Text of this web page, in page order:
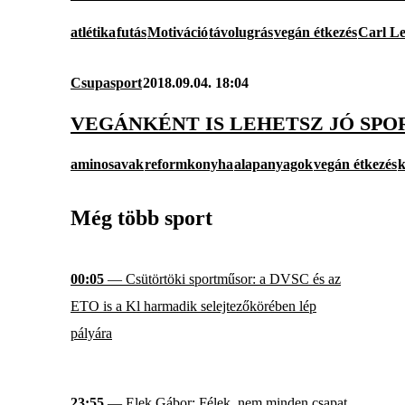
atlétikafutásMotivációtávolugrásvegán étkezésCarl
Csupasport2018.09.04. 18:04
VEGÁNKÉNT IS LEHETSZ JÓ
aminosavakreformkonyhaalapanyagokvegán étkezés
Még több sport
00:05 — Csütörtöki sportműsor: a DVSC és az
ETO is a Kl harmadik selejtezőkörében lép
pályára